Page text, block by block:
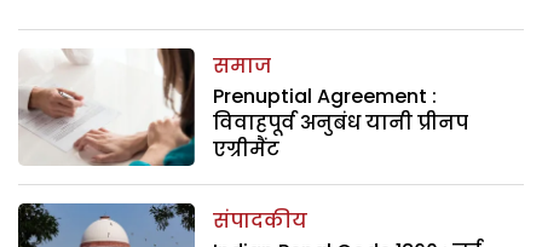
समाज
Prenuptial Agreement :
विवाहपूर्व अनुबंध यानी प्रीनप
एग्रीमैंट
संपादकीय